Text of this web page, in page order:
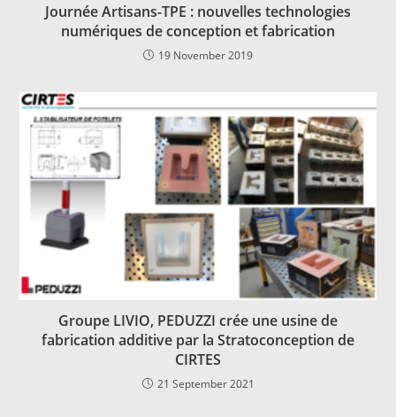
Journée Artisans-TPE : nouvelles technologies
numériques de conception et fabrication
19 November 2019
Groupe LIVIO, PEDUZZI crée une usine de
fabrication additive par la Stratoconception de
CIRTES
21 September 2021